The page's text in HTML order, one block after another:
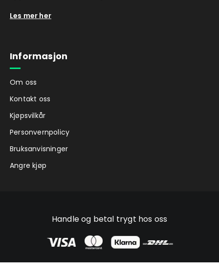
Les mer her
Informasjon
Om oss
Kontakt oss
Kjøpsvilkår
Personvernpolicy
Bruksanvisninger
Angre kjøp
Handle og betal trygt hos oss